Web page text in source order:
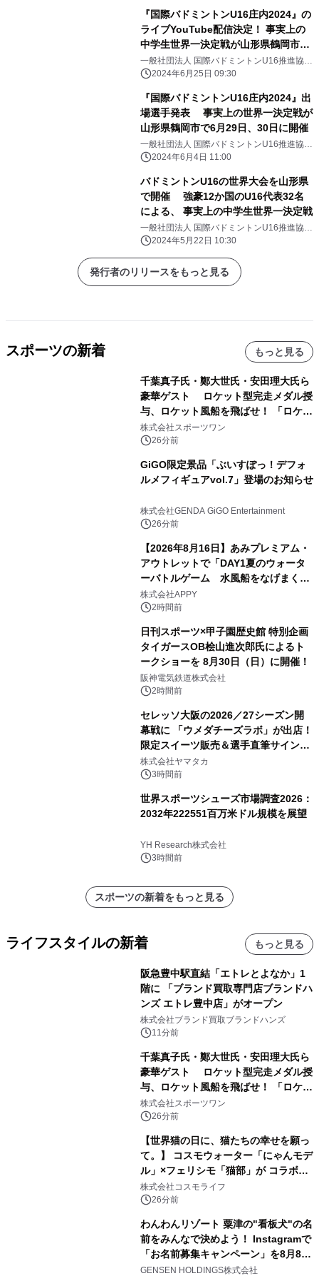
『国際バドミントンU16庄内2024』の
ライブYouTube配信決定！ 事実上の
中学生世界一決定戦が山形県鶴岡市で
6月29日、30日開催
一般社団法人 国際バドミントンU16推進協議
会 2024年6月25日 09:30
『国際バドミントンU16庄内2024』出
場選手発表 事実上の世界一決定戦が
山形県鶴岡市で6月29日、30日に開催
一般社団法人 国際バドミントンU16推進協議
会 2024年6月4日 11:00
バドミントンU16の世界大会を山形県
で開催 強豪12か国のU16代表32名
による、 事実上の中学生世界一決定戦
一般社団法人 国際バドミントンU16推進協議
会 2024年5月22日 10:30
発行者のリリースをもっと見る
スポーツの新着 もっと見る
千葉真子氏・鄭大世氏・安田理大氏ら
豪華ゲスト ロケット型完走メダル授
与、ロケット風船を飛ばせ！ 「ロケッ
トマラソン2026」開催
株式会社スポーツワン
26分前
GiGO限定景品「ぶいすぽっ！デフォ
ルメフィギュアvol.7」登場のお知らせ
株式会社GENDA GiGO Entertainment
26分前
【2026年8月16日】あみプレミアム・
アウトレットで「DAY1夏のウォータ
ーバトルゲーム 水風船をなげまくろ
う！」を開催
株式会社APPY
2時間前
日刊スポーツ×甲子園歴史館 特別企画
タイガースOB桧山進次郎氏によるト
ークショーを 8月30日（日）に開催！
阪神電気鉄道株式会社
2時間前
セレッソ大阪の2026／27シーズン開
幕戦に 「ウメダチーズラボ」が出店！
限定スイーツ販売＆選手直筆サイング
ッズが当たる抽選会を 8月8日に開催
株式会社ヤマタカ
3時間前
世界スポーツシューズ市場調査2026：
2032年222551百万米ドル規模を展望
YH Research株式会社
3時間前
スポーツの新着をもっと見る
ライフスタイルの新着 もっと見る
阪急豊中駅直結「エトレとよなか」1
階に 「ブランド買取専門店ブランドハ
ンズ エトレ豊中店」がオープン
株式会社ブランド買取ブランドハンズ
11分前
千葉真子氏・鄭大世氏・安田理大氏ら
豪華ゲスト ロケット型完走メダル授
与、ロケット風船を飛ばせ！ 「ロケッ
トマラソン2026」開催
株式会社スポーツワン
26分前
【世界猫の日に、猫たちの幸せを願っ
て。】 コスモウォーター「にゃんモデ
ル」×フェリシモ「猫部」が コラボキ
ャンペーンを実施
株式会社コスモライフ
26分前
わんわんリゾート 粟津の"看板犬"の名
前をみんなで決めよう！ Instagramで
「お名前募集キャンペーン」を8月8日
(土)より開催
GENSEN HOLDINGS株式会社